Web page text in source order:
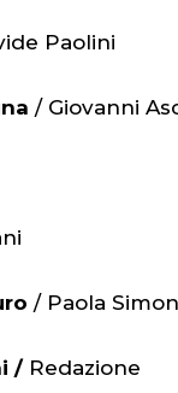
Paolini
/ Giovanni
/ Paola
/ Redazione